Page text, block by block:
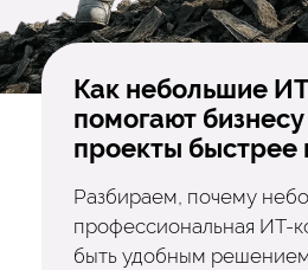
Как небольшие
помогают бизнесу
проекты быстрее
Разбираем, почему
профессиональная ИТ-
быть удобным